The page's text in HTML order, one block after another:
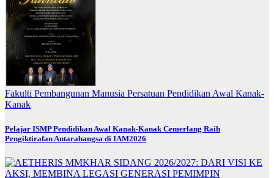
Fakulti Pembangunan Manusia Persatuan Pendidikan Awal Kanak-
Kanak
Pelajar ISMP Pendidikan Awal Kanak-Kanak Cemerlang Raih
Pengiktirafan Antarabangsa di IAM2026